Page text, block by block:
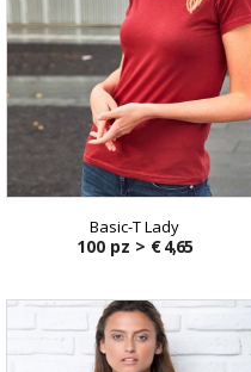
Basic-T Lady
100 pz > € 4,65